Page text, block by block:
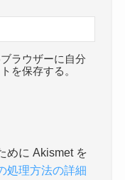
ラウザーに自分
を保存する。
めに Akismet を
処理方法の詳細